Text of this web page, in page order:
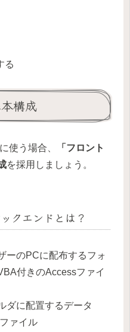
る
構成
使う場合、
「フロント
を採用しましょう。
クエンドとは？
ーのPCに配布するフォ
付きのAccessファイ
ダに配置するデータ
ァイル